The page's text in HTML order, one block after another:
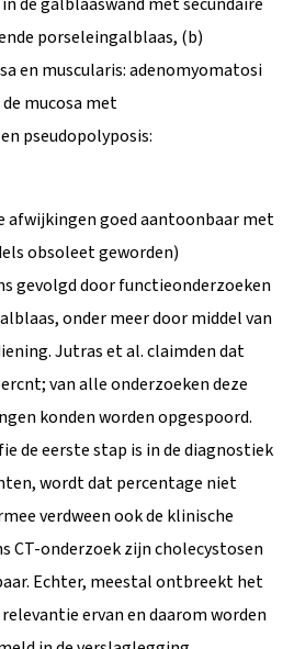
porseleingalblaas, (b)
en muscularis: adenomyomatosi
mucosa met
pseudopolyposis:
afwijkingen goed aantoonbaar met
obsoleet geworden)
gevolgd door functieonderzoeken
onder meer door middel van
Jutras et al. claimden dat
van alle onderzoeken deze
konden worden opgespoord.
de eerste stap is in de diagnostiek
wordt dat percentage niet
verdween ook de klinische
CT-onderzoek zijn cholecystosen
Echter, meestal ontbreekt het
ervan en daarom worden